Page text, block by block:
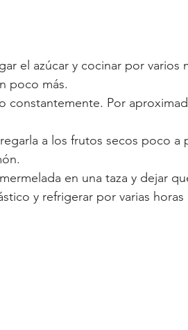
el azúcar y cocinar por varios
poco más.
y refrigerar por varias